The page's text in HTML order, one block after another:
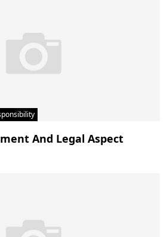
And Legal Aspect